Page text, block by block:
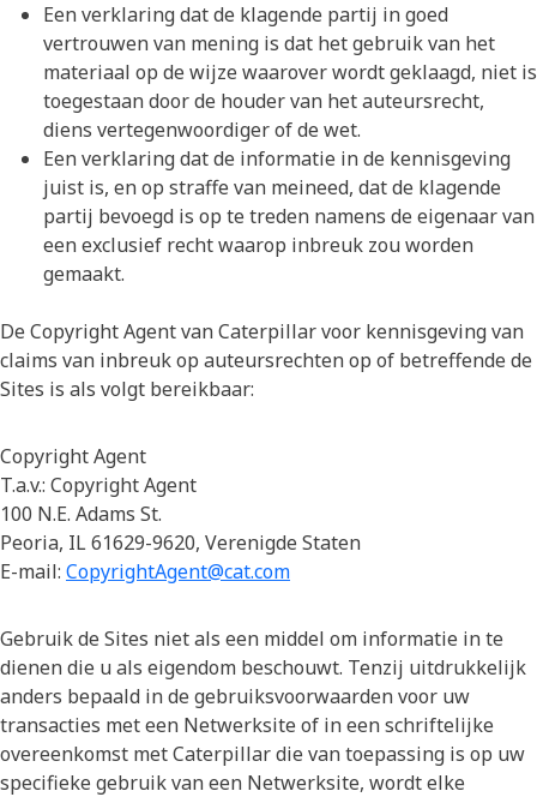
Een verklaring dat de klagende partij in goed
vertrouwen van mening is dat het gebruik van het
materiaal op de wijze waarover wordt geklaagd, niet is
toegestaan door de houder van het auteursrecht,
diens vertegenwoordiger of de wet.
Een verklaring dat de informatie in de kennisgeving
juist is, en op straffe van meineed, dat de klagende
partij bevoegd is op te treden namens de eigenaar van
een exclusief recht waarop inbreuk zou worden
gemaakt.
De Copyright Agent van Caterpillar voor kennisgeving van
claims van inbreuk op auteursrechten op of betreffende de
Sites is als volgt bereikbaar:
Copyright Agent
T.a.v.: Copyright Agent
100 N.E. Adams St.
Peoria, IL 61629-9620, Verenigde Staten
E-mail: CopyrightAgent@cat.com
Gebruik de Sites niet als een middel om informatie in te
dienen die u als eigendom beschouwt. Tenzij uitdrukkelijk
anders bepaald in de gebruiksvoorwaarden voor uw
transacties met een Netwerksite of in een schriftelijke
overeenkomst met Caterpillar die van toepassing is op uw
specifieke gebruik van een Netwerksite, wordt elke